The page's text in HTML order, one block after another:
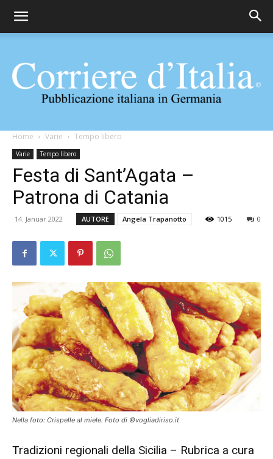
Corriere
d'Italia
Home Varie Tempo libero
Varie Tempo libero
Festa di Sant’Agata –
Patrona di Catania
14. Januar 2022 AUTORE Angela Trapanotto 1015 0
Nella foto: Crispelle al miele. Foto di ©vogliadiriso.it
Tradizioni regionali della Sicilia – Rubrica a cura